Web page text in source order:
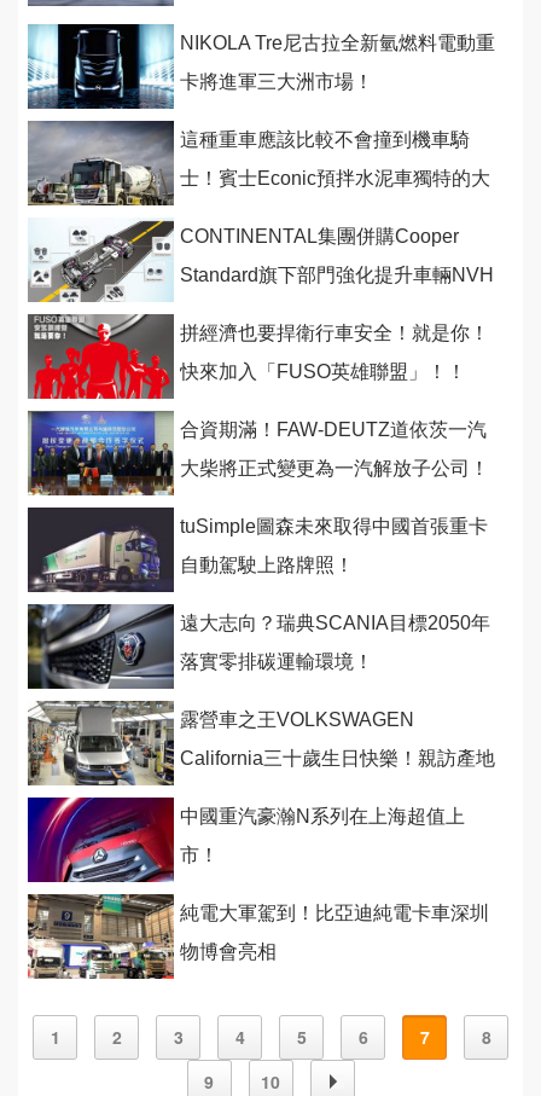
NIKOLA Tre尼古拉全新氫燃料電動重
卡將進軍三大洲市場！
這種重車應該比較不會撞到機車騎
士！賓士Econic預拌水泥車獨特的大
CONTINENTAL集團併購Cooper
Standard旗下部門強化提升車輛NVH
拼經濟也要捍衛行車安全！就是你！
快來加入「FUSO英雄聯盟」！！
合資期滿！FAW-DEUTZ道依茨一汽
大柴將正式變更為一汽解放子公司！
tuSimple圖森未來取得中國首張重卡
自動駕駛上路牌照！
遠大志向？瑞典SCANIA目標2050年
落實零排碳運輸環境！
露營車之王VOLKSWAGEN
California三十歲生日快樂！親訪產地
中國重汽豪瀚N系列在上海超值上
市！
純電大軍駕到！比亞迪純電卡車深圳
物博會亮相
1 2 3 4 5 6 7
8
9
10